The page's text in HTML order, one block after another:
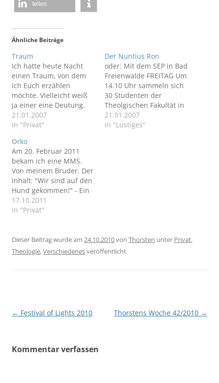
teilen
Ähnliche Beiträge
Traum
Ich hatte heute Nacht
einen Traum, von dem
ich Euch erzählen
möchte. Vielleicht weiß
ja einer eine Deutung.
Ich laufe einen
Marathon. Eine
ich bin schnell und
erlaufe mir einen großen
Vorsprung vor dem Feld.
Die Strecke startet in der
Messe Berlin, geht
vorbei an alten
Häusern…
21.01.2007
In "Privat"
Der Nuntius Ron
oder: Mit dem SEP in Bad
Freienwalde FREITAG Um
14.10 Uhr sammeln sich
30 Studenten der
Theolgischen Fakultät in
der Eingangshalle des S-
Bahnhofes Hackescher
21.01.2007
In "Lustiges"
Orko
Am 20. Februar 2011
bekam ich eine MMS.
Von meinem Bruder. Der
Inhalt: "Wir sind auf den
Hund gekommen!" - Ein
offener Brief an meinen
Hund.
17.10.2011
In "Privat"
Dieser Beitrag wurde am 24.10.2010von Thorsten unter Privat,
Theologie,Verschiedenesveröffentlicht.
Beitragsnavigation
← Festival of Lights 2010 Thorstens Woche 42/2010 →
Kommentar verfassen